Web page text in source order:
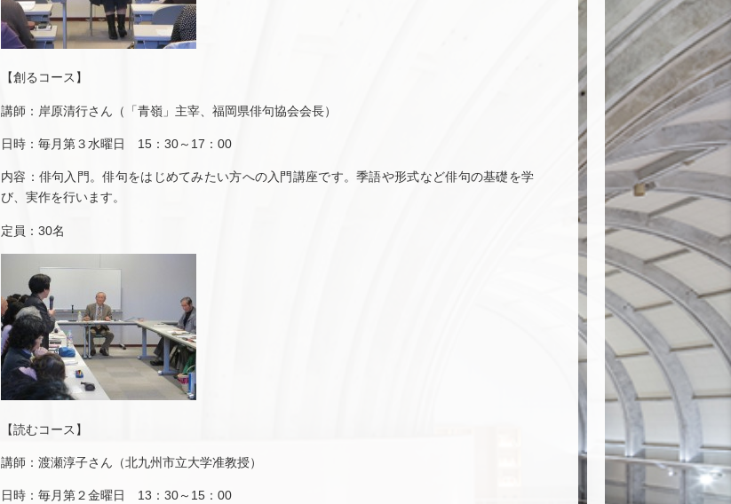
【創るコース】
講師：岸原清行さん（「青嶺」主宰、福岡県俳句協会会長）
日時：毎月第３水曜日 15：30～17：00
内容：俳句入門。俳句をはじめてみたい方への入門講座です。季語や形式など俳句の基礎を学
び、実作を行います。
定員：30名
【読むコース】
講師：渡瀬淳子さん（北九州市立大学准教授）
日時：毎月第２金曜日 13：30～15：00